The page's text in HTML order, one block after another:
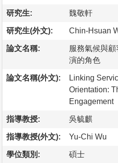
研究生: 魏敬軒
研究生(外文): Chin-Hsuan
論文名稱:
服務氣候與
演的角色
論文名稱(外文):
Linking
Orientation:
Engagement
指導教授: 吳毓麒
指導教授(外文): Yu-Chi Wu
學位類別: 碩士